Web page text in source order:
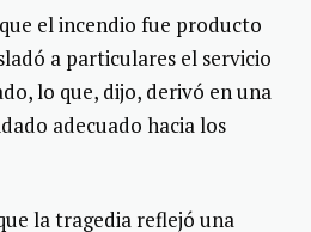
el incendio fue producto
a particulares el servicio
lo que, dijo, derivó en una
adecuado hacia los
la tragedia reflejó una